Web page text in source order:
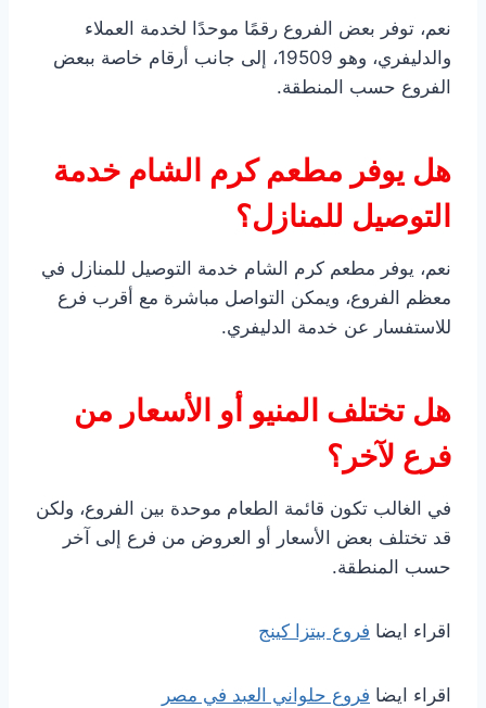
نعم، توفر بعض الفروع رقمًا موحدًا لخدمة العملاء
والدليفري، وهو 19509، إلى جانب أرقام خاصة ببعض
الفروع حسب المنطقة.
هل يوفر مطعم كرم الشام خدمة
التوصيل للمنازل؟
نعم، يوفر مطعم كرم الشام خدمة التوصيل للمنازل في
معظم الفروع، ويمكن التواصل مباشرة مع أقرب فرع
للاستفسار عن خدمة الدليفري.
هل تختلف المنيو أو الأسعار من
فرع لآخر؟
في الغالب تكون قائمة الطعام موحدة بين الفروع، ولكن
قد تختلف بعض الأسعار أو العروض من فرع إلى آخر
حسب المنطقة.
اقراء ايضا فروع بيتزا كينج
اقراء ايضا فروع حلواني العبد في مصر